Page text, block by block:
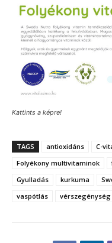
Kattints a képre!
TAGS antioxidáns C-
Folyékony multivitaminok
Gyulladás
kurkuma
vaspótlás
vérszegénység